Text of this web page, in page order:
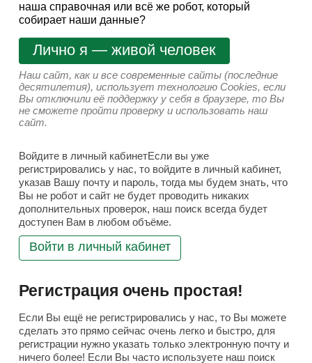
наша справочная или всё же робот, который
собирает наши данные?
Лично я — живой человек
Наш сайт, как и все современные сайты (последние
десятилетия), использует технологию Cookies, если
Вы отключили её поддержку у себя в браузере, то Вы
не сможете пройти проверку и использовать наш
сайт.
Войдите в личный кабинетЕсли вы уже
регистрировались у нас, то войдите в личный кабинет,
указав Вашу почту и пароль, тогда мы будем знать, что
Вы не робот и сайт не будет проводить никаких
дополнительных проверок, наш поиск всегда будет
доступен Вам в любом объёме.
Войти в личный кабинет
Регистрация очень простая!
Если Вы ещё не регистрировались у нас, то Вы можете
сделать это прямо сейчас очень легко и быстро, для
регистрации нужно указать только электронную почту и
ничего более! Если Вы часто используете наш поиск